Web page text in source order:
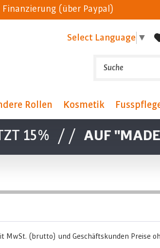
Finanzierung (über Paypal)
Select Language ▼
Rollen Kosmetik
15% // AUF
Wichtigste für einen Kunden beim Coiffeur.
Mit ausgesprochen gutem
Sie die passendeProduktklassefür Ihre
MwSt. (brutto) und Geschäftskunden Preise